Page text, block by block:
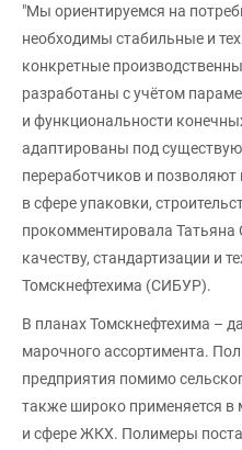
"Мы ориентируемся на
необходимы стабильные и
конкретные
разработаны с учётом
и функциональности
адаптированы под
переработчиков и
в сфере упаковки,
прокомментировала
качеству, стандартизации и
Томскнефтехима (СИБУР).
В планах Томскнефтехима –
марочного ассортимента.
предприятия помимо
также широко применяется в
и сфере ЖКХ. Полимеры